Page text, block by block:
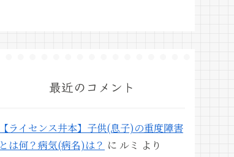
最近のコメント
【ライセンス井本】子供(息子)の重度障害
とは何？病気(病名)は？ に ルミ より